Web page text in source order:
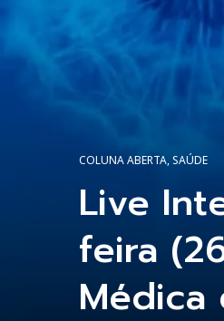
COLUNA ABERTA,SAÚDE
Live
feira
Médica